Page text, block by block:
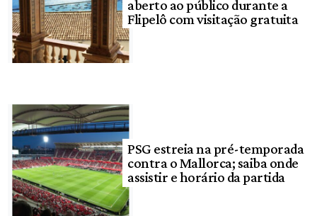
aberto ao público durante a
Flipelô com visitação gratuita
PSG estreia na pré-temporada
contra o Mallorca; saiba onde
assistir e horário da partida